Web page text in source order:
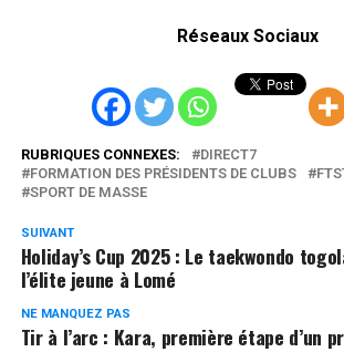
Réseaux Sociaux
RUBRIQUES CONNEXES:
DIRECT7
FORMATION DES PRÉSIDENTS DE CLUBS
SPORT DE MASSE
SUIVANT
Holiday’s Cup 2025 : Le taekwondo
l’élite jeune à Lomé
NE MANQUEZ PAS
Tir à l’arc : Kara, première étape d’un